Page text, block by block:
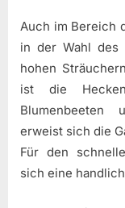
Auch im Bereich
in der Wahl des
hohen
ist die
Blumenbeeten
erweist sich die
Für den
sich eine